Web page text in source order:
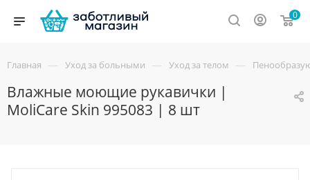
0
Главная — Уход за больными — Уход за телом —
Влажные моющие рукавички |
MoliCare Skin 995083 | 8 шт